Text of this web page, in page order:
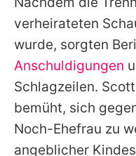
verheirateten
wurde, sorgten
Anschuldigungen
Schlagzeilen. Scott
bemüht, sich
Noch-Ehefrau zu
angeblicher